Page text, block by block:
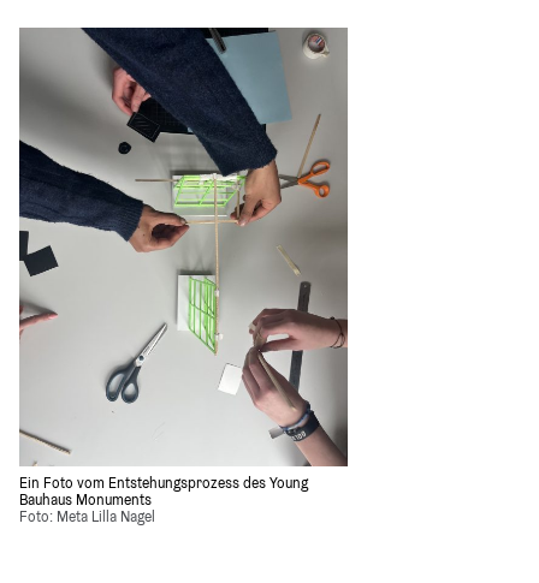
Ein Foto vom Entstehungsprozess des Young
Bauhaus Monuments
Foto: Meta Lilla Nagel